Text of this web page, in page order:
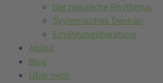
Der natürliche Rhythmus
Systemisches Denken
Ernährungsberatung
Ablauf
Blog
Über mich